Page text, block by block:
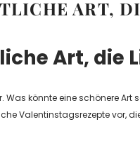
ART,
Art, die
könnte eine schönere
Valentinstagsrezepte vor,